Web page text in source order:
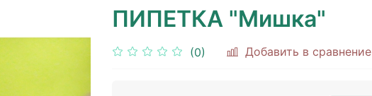
ПИПЕТКА "Мишка"
(0) Добавить в сравнение